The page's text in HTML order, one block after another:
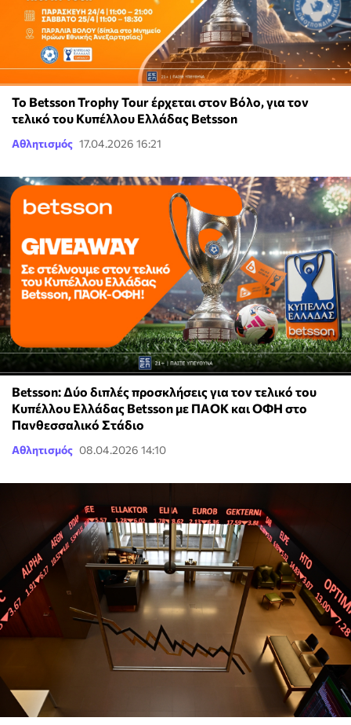
Το Betsson Trophy Tour έρχεται στον Βόλο, για τον
τελικό του Κυπέλλου Ελλάδας Betsson
Αθλητισμός 17.04.2026 16:21
Betsson: Δύο διπλές προσκλήσεις για τον τελικό του
Κυπέλλου Ελλάδας Betsson με ΠΑΟΚ και ΟΦΗ στο
Πανθεσσαλικό Στάδιο
Αθλητισμός 08.04.2026 14:10